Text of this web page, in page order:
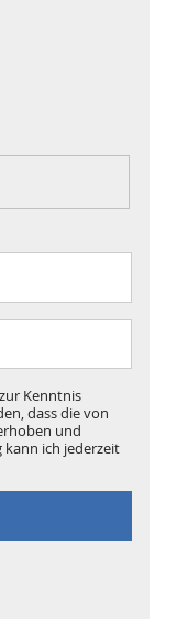
zur Kenntnis
dass die von
und
kann ich jederzeit